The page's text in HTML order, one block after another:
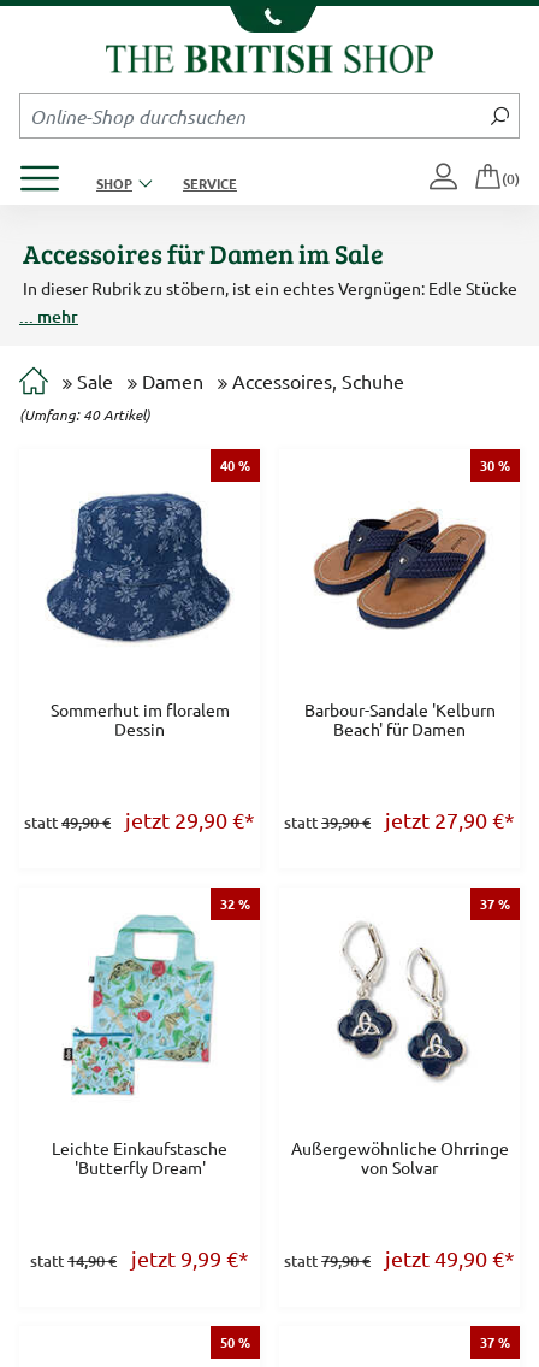
Kompletten Head der Seite überspringen
SHOP SERVICE (0)
Accessoires für Damen im Sale
In dieser Rubrik zu stöbern, ist ein echtes Vergnügen: Edle Stücke
wie Schmuck, Schuhe, Taschen und Schals sind hier als
Restbestände bis zu 40 % reduziert.
... mehr
Sale Damen Accessoires, Schuhe
(Umfang: 40 Artikel)
40 %
Sommerhut im floralem
Dessin
statt49,90 € jetzt 29,90€*
30 %
Barbour-Sandale 'Kelburn
Beach' für Damen
statt39,90 € jetzt 27,90€*
32 %
Leichte Einkaufstasche
'Butterfly Dream'
statt14,90 € jetzt 9,99 €*
37 %
Außergewöhnliche Ohrringe
von Solvar
statt79,90 € jetzt 49,90€*
50 % 37 %